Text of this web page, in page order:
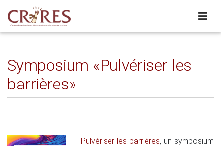
Symposium «Pulvériser les
barrières»
Pulvériser les barrières, un symposium